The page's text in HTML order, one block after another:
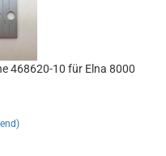
468620-10 für Elna 8000